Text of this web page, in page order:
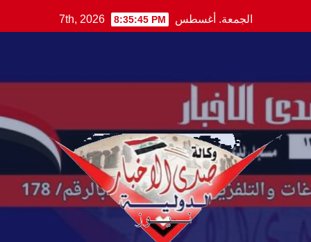
to
الجمعة. أغسطس 7th, 2026 8:35:46 PM